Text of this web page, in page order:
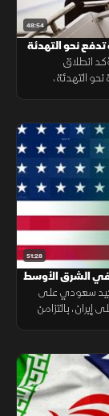
48:54
نحو التهدئة
انطلاق
التهدئة،
51:28
الشرق الأوسط
سعودي على
بالتزامن